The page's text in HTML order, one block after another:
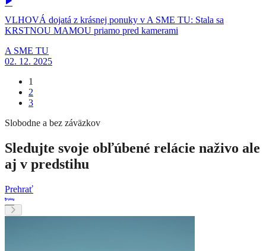
VLHOVÁ dojatá z krásnej ponuky v A SME TU: Stala sa
KRSTNOU MAMOU priamo pred kamerami
A SME TU
02. 12. 2025
1
2
3
Slobodne a bez záväzkov
Sledujte svoje obľúbené relácie naživo ale
aj v predstihu
Prehrať